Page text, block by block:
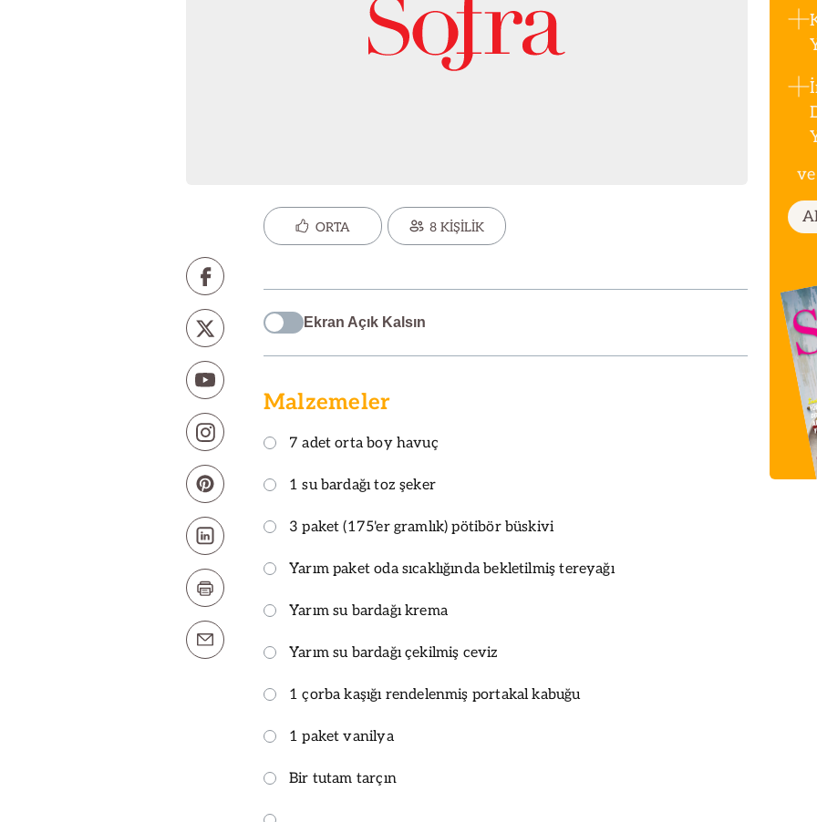
ORTA 8 KİŞİLİK
Ekran Açık Kalsın
Malzemeler
7 adet orta boy havuç
1 su bardağı toz şeker
3 paket (175'er gramlık) pötibör büskivi
Yarım paket oda sıcaklığında bekletilmiş tereyağı
Yarım su bardağı krema
Yarım su bardağı çekilmiş ceviz
1 çorba kaşığı rendelenmiş portakal kabuğu
1 paket vanilya
Bir tutam tarçın
ve